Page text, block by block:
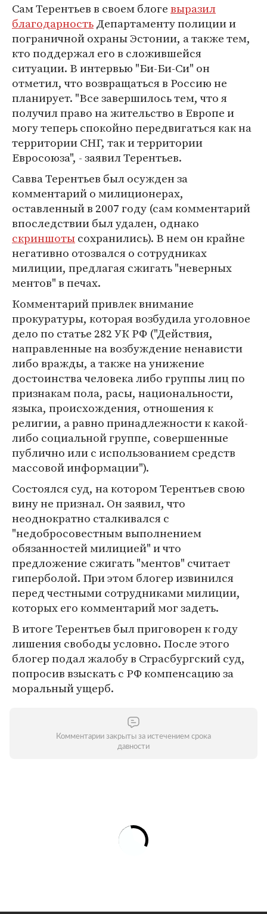
Сам Терентьев в своем блогевыразил
благодарностьДепартаменту полиции и
пограничной охраны Эстонии, а также тем,
кто поддержал его в сложившейся
ситуации. В интервью "Би-Би-Си" он
отметил, что возвращаться в Россию не
планирует. "Все завершилось тем, что я
получил право на жительство в Европе и
могу теперь спокойно передвигаться как на
территории СНГ, так и территории
Евросоюза", - заявил Терентьев.
Савва Терентьев был осужден за
комментарий о милиционерах,
оставленный в 2007 году (сам комментарий
впоследствии был удален, однако
скриншотысохранились). В нем он крайне
негативно отозвался о сотрудниках
милиции, предлагая сжигать "неверных
ментов" в печах.
Комментарий привлек внимание
прокуратуры, которая возбудила уголовное
дело по статье 282 УК РФ ("Действия,
направленные на возбуждение ненависти
либо вражды, а также на унижение
достоинства человека либо группы лиц по
признакам пола, расы, национальности,
языка, происхождения, отношения к
религии, а равно принадлежности к какой-
либо социальной группе, совершенные
публично или с использованием средств
массовой информации").
Состоялся суд, на котором Терентьев свою
вину не признал. Он заявил, что
неоднократно сталкивался с
"недобросовестным выполнением
обязанностей милицией" и что
предложение сжигать "ментов" считает
гиперболой. При этом блогер извинился
перед честными сотрудниками милиции,
которых его комментарий мог задеть.
В итоге Терентьев был приговорен к году
лишения свободы условно. После этого
блогер подал жалобу в Страсбургский суд,
попросив взыскать с РФ компенсацию за
моральный ущерб.
Комментарии закрыты за истечением срока
давности